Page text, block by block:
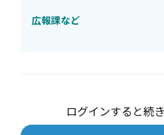
広報課など
ログインすると続